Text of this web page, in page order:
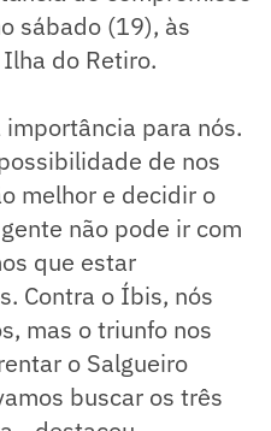
sábado (19), às
do Retiro.
para nós.
de nos
melhor e decidir o
não pode ir com
que estar
Contra o Íbis, nós
mas o triunfo nos
o Salgueiro
buscar os três